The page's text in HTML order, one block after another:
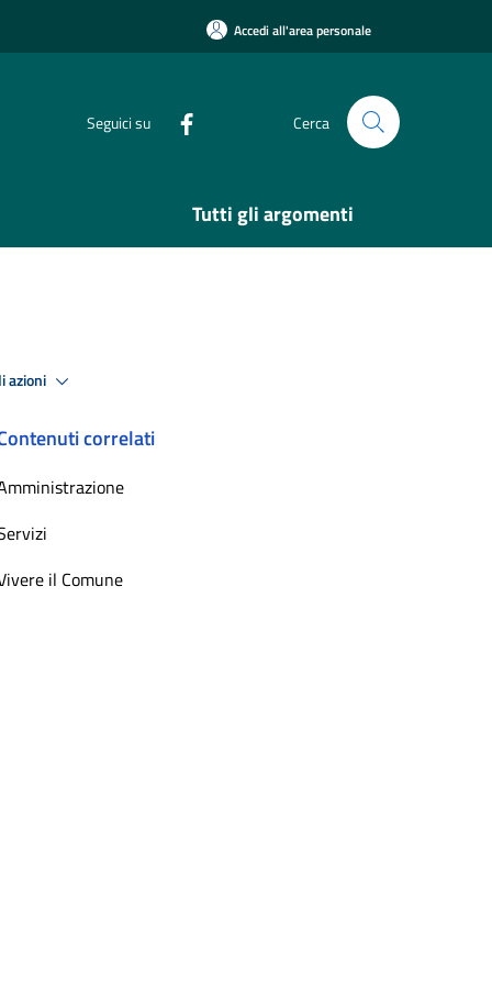
Accedi all'area personale
Seguici su Cerca
Tutti gli argomenti
azioni
correlati
il Comune